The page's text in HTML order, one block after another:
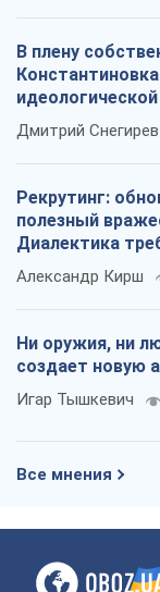
В плену
российских
Дмитрий Снегирев
Рекрутинг:
полезный
Диалектика
Александр Кирш
Ни оружия, ни
создает новую
Игар Тышкевич
Все мнения